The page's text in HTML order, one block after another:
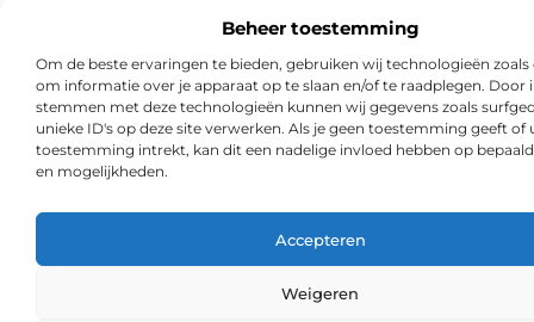
Beheer toestemming
Om de beste ervaringen te bieden, gebruiken wij technologieën zoals
om informatie over je apparaat op te slaan en/of te raadplegen. Door
stemmen met deze technologieën kunnen wij gegevens zoals
unieke ID's op deze site verwerken. Als je geen toestemming geeft of
toestemming intrekt, kan dit een nadelige invloed hebben op
en mogelijkheden.
Accepteren
Weigeren